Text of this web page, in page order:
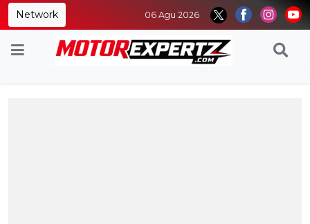
Network 06 Agu 2026